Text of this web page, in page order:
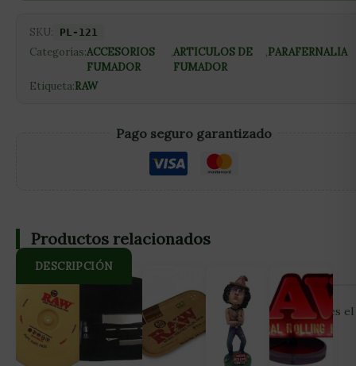
SKU: PL-121
Categorías:ACCESORIOS
FUMADOR
,ARTICULOS DE
FUMADOR
,PARAFERNALIA
Etiqueta:RAW
Pago seguro garantizado
DESCRIPCIÓN
RAW CAJA METAL KS ROLL CADDY La caja RAW Caddy es el
compañero perfecto para tus utensilios para fumar. Fue
creada para almacenar los librillos King Size RAW y
Productos relacionados